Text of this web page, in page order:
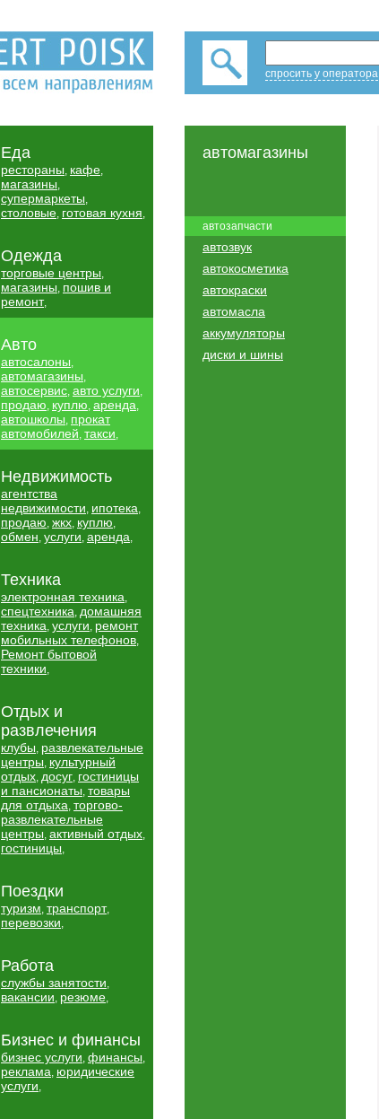
спросить у оператора
Еда
рестораны, кафе,
магазины,
супермаркеты,
столовые, готовая кухня,
Одежда
торговые центры,
магазины, пошив и
ремонт,
Авто
автосалоны,
автомагазины,
автосервис, авто услуги,
продаю, куплю, аренда,
автошколы, прокат
автомобилей, такси,
Недвижимость
агентства
недвижимости, ипотека,
продаю, жкх, куплю,
обмен, услуги, аренда,
Техника
электронная техника,
спецтехника, домашняя
техника, услуги, ремонт
мобильных телефонов,
Ремонт бытовой
техники,
Отдых и
развлечения
клубы, развлекательные
центры, культурный
отдых, досуг, гостиницы
и пансионаты, товары
для отдыха, торгово-
развлекательные
центры, активный отдых,
гостиницы,
Поездки
туризм, транспорт,
перевозки,
Работа
службы занятости,
вакансии, резюме,
Бизнес и финансы
бизнес услуги, финансы,
реклама, юридические
услуги,
автомагазины
автозапчасти
автозвук
автокосметика
автокраски
автомасла
аккумуляторы
диски и шины